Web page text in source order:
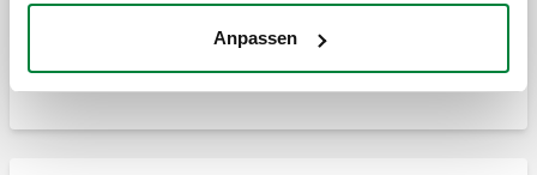
Anpassen
Coque d'isolation pour pot de décantation